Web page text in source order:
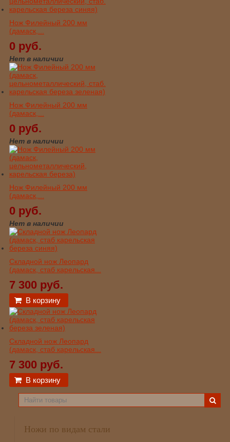
Нож Филейный 200 мм
(дамаск,...
0 руб.
Нет в наличии
Нож Филейный 200 мм
(дамаск,...
0 руб.
Нет в наличии
Нож Филейный 200 мм
(дамаск,...
0 руб.
Нет в наличии
Складной нож Леопард
(дамаск, стаб карельская...
7 300 руб.
В корзину
Складной нож Леопард
(дамаск, стаб карельская...
7 300 руб.
В корзину
Ножи по видам стали